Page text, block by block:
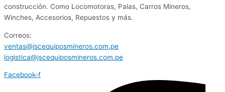
construcción. Como Locomotoras, Palas, Carros Mineros,
Winches, Accesorios, Repuestos y más.
Correos:
ventas@jscequiposmineros.com.pe
logistica@jscequiposmineros.com.pe
Facebook-f